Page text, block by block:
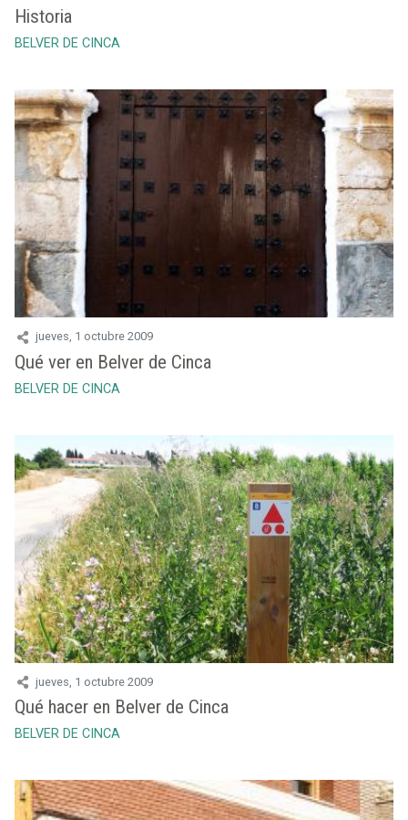
Historia
BELVER DE CINCA
jueves, 1 octubre 2009
Qué ver en Belver de Cinca
BELVER DE CINCA
jueves, 1 octubre 2009
Qué hacer en Belver de Cinca
BELVER DE CINCA